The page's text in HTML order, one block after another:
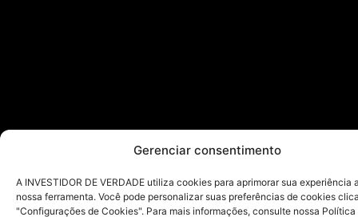
Gerenciar consentimento
A INVESTIDOR DE VERDADE utiliza cookies para aprimorar sua experiência
nossa ferramenta. Você pode personalizar suas preferências de cookies
"Configurações de Cookies". Para mais informações, consulte nossa Política